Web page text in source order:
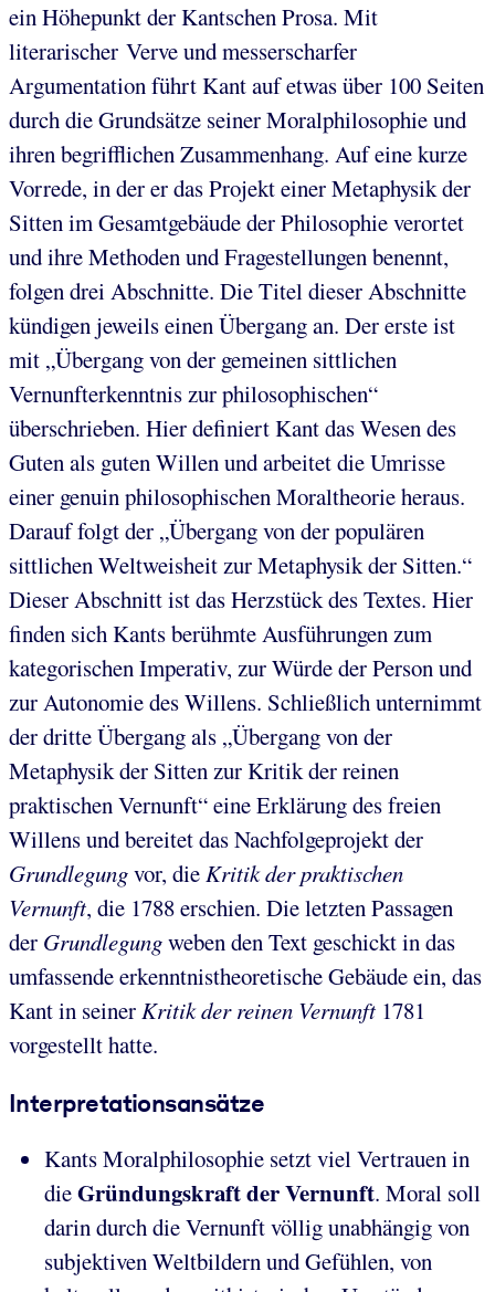
ein Höhepunkt der Kantschen Prosa. Mit
literarischer Verve und messerscharfer
Argumentation führt Kant auf etwas über 100 Seiten
durch die Grundsätze seiner Moralphilosophie und
ihren begrifflichen Zusammenhang. Auf eine kurze
Vorrede, in der er das Projekt einer Metaphysik der
Sitten im Gesamtgebäude der Philosophie verortet
und ihre Methoden und Fragestellungen benennt,
folgen drei Abschnitte. Die Titel dieser Abschnitte
kündigen jeweils einen Übergang an. Der erste ist
mit „Übergang von der gemeinen sittlichen
Vernunfterkenntnis zur philosophischen“
überschrieben. Hier definiert Kant das Wesen des
Guten als guten Willen und arbeitet die Umrisse
einer genuin philosophischen Moraltheorie heraus.
Darauf folgt der „Übergang von der populären
sittlichen Weltweisheit zur Metaphysik der Sitten.“
Dieser Abschnitt ist das Herzstück des Textes. Hier
finden sich Kants berühmte Ausführungen zum
kategorischen Imperativ, zur Würde der Person und
zur Autonomie des Willens. Schließlich unternimmt
der dritte Übergang als „Übergang von der
Metaphysik der Sitten zur Kritik der reinen
praktischen Vernunft“ eine Erklärung des freien
Willens und bereitet das Nachfolgeprojekt der
Grundlegungvor, dieKritik der praktischen
Vernunft, die 1788 erschien. Die letzten Passagen
der Grundlegungweben den Text geschickt in das
umfassende erkenntnistheoretische Gebäude ein, das
Kant in seinerKritik der reinen Vernunft 1781
vorgestellt hatte.
Interpretationsansätze
Kants Moralphilosophie setzt viel Vertrauen in
dieGründungskraft der Vernunft. Moral soll
darin durch die Vernunft völlig unabhängig von
subjektiven Weltbildern und Gefühlen, von